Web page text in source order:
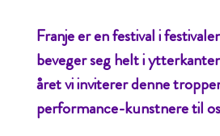
Franje er en festival i
beveger seg helt i
året vi inviterer denne
performance-kunstnere til